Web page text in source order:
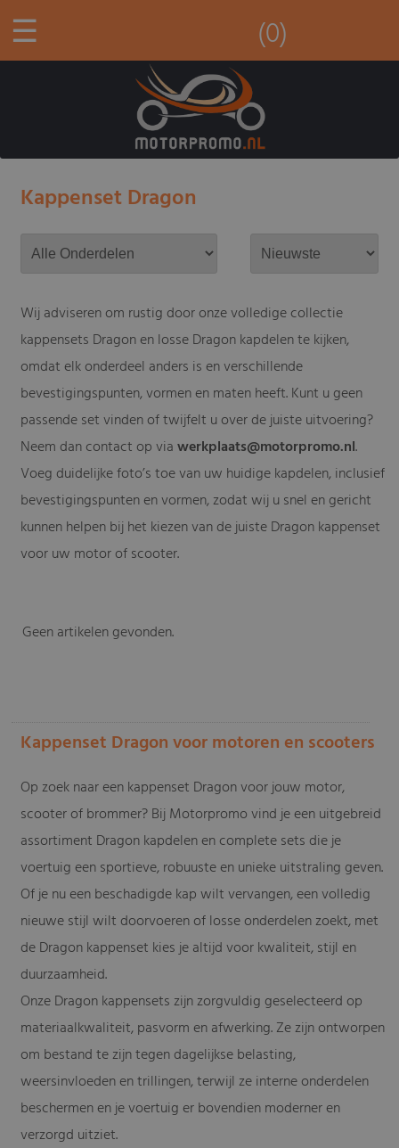
☰ (0)
Kappenset Dragon
Wij adviseren om rustig door onze volledige collectie
kappensets Dragon en losse Dragon kapdelen te kijken,
omdat elk onderdeel anders is en verschillende
bevestigingspunten, vormen en maten heeft. Kunt u geen
passende set vinden of twijfelt u over de juiste uitvoering?
Neem dan contact op via werkplaats@motorpromo.nl.
Voeg duidelijke foto’s toe van uw huidige kapdelen, inclusief
bevestigingspunten en vormen, zodat wij u snel en gericht
kunnen helpen bij het kiezen van de juiste Dragon kappenset
voor uw motor of scooter.
Geen artikelen gevonden.
Kappenset Dragon voor motoren en scooters
Op zoek naar een kappenset Dragon voor jouw motor,
scooter of brommer? Bij Motorpromo vind je een uitgebreid
assortiment Dragon kapdelen en complete sets die je
voertuig een sportieve, robuuste en unieke uitstraling geven.
Of je nu een beschadigde kap wilt vervangen, een volledig
nieuwe stijl wilt doorvoeren of losse onderdelen zoekt, met
de Dragon kappenset kies je altijd voor kwaliteit, stijl en
duurzaamheid.
Onze Dragon kappensets zijn zorgvuldig geselecteerd op
materiaalkwaliteit, pasvorm en afwerking. Ze zijn ontworpen
om bestand te zijn tegen dagelijkse belasting,
weersinvloeden en trillingen, terwijl ze interne onderdelen
beschermen en je voertuig er bovendien moderner en
verzorgd uitziet.